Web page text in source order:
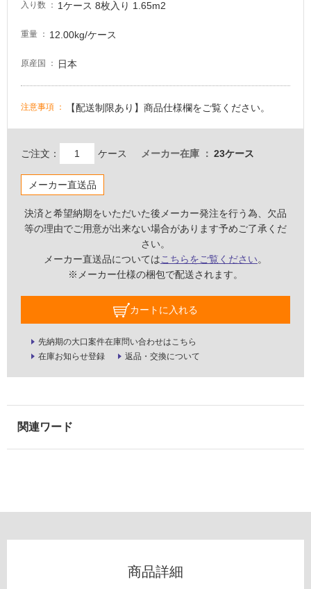
入り数 1ケース 8枚入り 1.65m2
重量 12.00kg/ケース
原産国 日本
注意事項 【配送制限あり】商品仕様欄をご覧ください。
ご注文： ケース メーカー在庫 23ケース
メーカー直送品
決済と希望納期をいただいた後メーカー発注を行う為、欠品
等の理由でご用意が出来ない場合があります予めご了承くだ
さい。
メーカー直送品についてはこちらをご覧ください。
※メーカー仕様の梱包で配送されます。
カートに入れる
先納期の大口案件在庫問い合わせはこちら
在庫お知らせ登録
返品・交換について
が
要
適
て
い
屋
壁・
屋
室
使
用
使
用
商品詳細